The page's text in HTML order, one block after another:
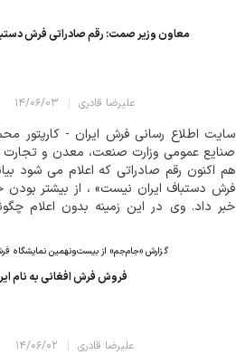
معاون وزیر صمت: رقم صادراتی فرش
علیرضا قادری ۱۴/۰۶/۰۳
سایت اطلاع رسانی فرش ایران - کارپتور
صنایع عمومی وزارت صنعت، معدن و تجارت
هم اکنون رقم صادراتی که اعلام می شود
فرش دستباف ایران نیست» ، از بیشتر
خبر داد. وی در این زمینه بدون اعلام
تحریمها عملی...گزارش «جام‌جم» از بیست‌ونهمین نمایشگاه
فروش فرش افغانی به نام
علیرضا قادری ۱۴/۰۶/۰۲